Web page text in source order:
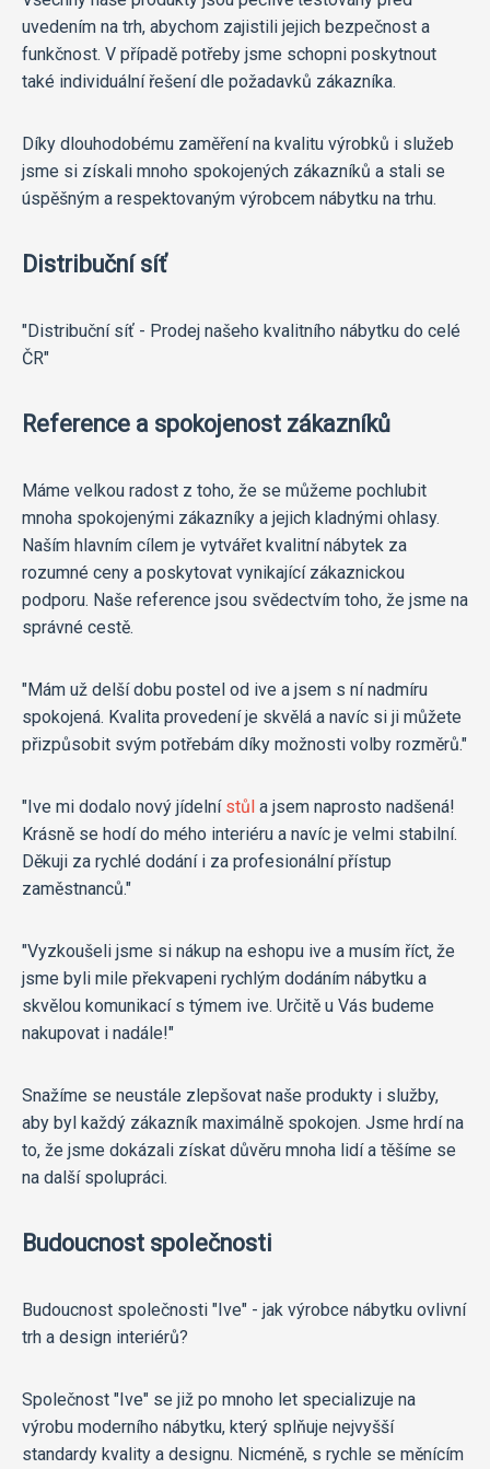
uvedením na trh, abychom zajistili jejich bezpečnost a
funkčnost. V případě potřeby jsme schopni poskytnout
také individuální řešení dle požadavků zákazníka.
Díky dlouhodobému zaměření na kvalitu výrobků i služeb
jsme si získali mnoho spokojených zákazníků a stali se
úspěšným a respektovaným výrobcem nábytku na trhu.
Distribuční síť
"Distribuční síť - Prodej našeho kvalitního nábytku do celé
ČR"
Reference a spokojenost zákazníků
Máme velkou radost z toho, že se můžeme pochlubit
mnoha spokojenými zákazníky a jejich kladnými ohlasy.
Naším hlavním cílem je vytvářet kvalitní nábytek za
rozumné ceny a poskytovat vynikající zákaznickou
podporu. Naše reference jsou svědectvím toho, že jsme na
správné cestě.
"Mám už delší dobu postel od ive a jsem s ní nadmíru
spokojená. Kvalita provedení je skvělá a navíc si ji můžete
přizpůsobit svým potřebám díky možnosti volby rozměrů."
"Ive mi dodalo nový jídelní stůl a jsem naprosto nadšená!
Krásně se hodí do mého interiéru a navíc je velmi stabilní.
Děkuji za rychlé dodání i za profesionální přístup
zaměstnanců."
"Vyzkoušeli jsme si nákup na eshopu ive a musím říct, že
jsme byli mile překvapeni rychlým dodáním nábytku a
skvělou komunikací s týmem ive. Určitě u Vás budeme
nakupovat i nadále!"
Snažíme se neustále zlepšovat naše produkty i služby,
aby byl každý zákazník maximálně spokojen. Jsme hrdí na
to, že jsme dokázali získat důvěru mnoha lidí a těšíme se
na další spolupráci.
Budoucnost společnosti
Budoucnost společnosti "Ive" - jak výrobce nábytku ovlivní
trh a design interiérů?
Společnost "Ive" se již po mnoho let specializuje na
výrobu moderního nábytku, který splňuje nejvyšší
standardy kvality a designu. Nicméně, s rychle se měnícím